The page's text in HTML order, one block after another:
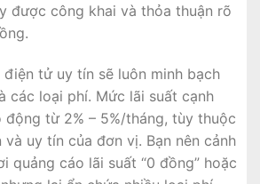
được công khai và thỏa thuận rõ
tử uy tín sẽ luôn minh bạch
các loại phí. Mức lãi suất cạnh
từ 2% – 5%/tháng, tùy thuộc
uy tín của đơn vị. Bạn nên cảnh
quảng cáo lãi suất “0 đồng” hoặc